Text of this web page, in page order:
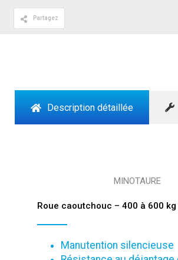
Partagez
Description détaillée
MINOTAURE
Roue caoutchouc – 400 à 600 kg
Manutention silencieuse